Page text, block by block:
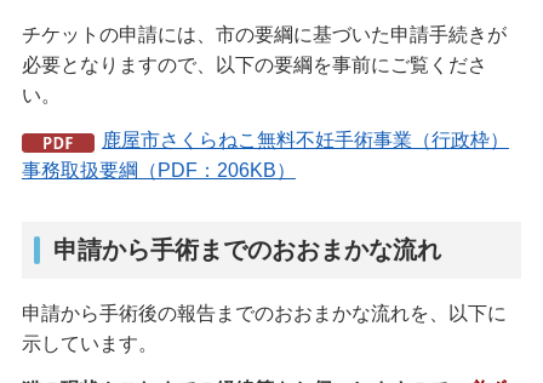
チケットの申請には、市の要綱に基づいた申請手続きが
必要となりますので、以下の要綱を事前にご覧くださ
い。
鹿屋市さくらねこ無料不妊手術事業（行政枠）
事務取扱要綱（PDF：206KB）
申請から手術までのおおまかな流れ
申請から手術後の報告までのおおまかな流れを、以下に
示しています。